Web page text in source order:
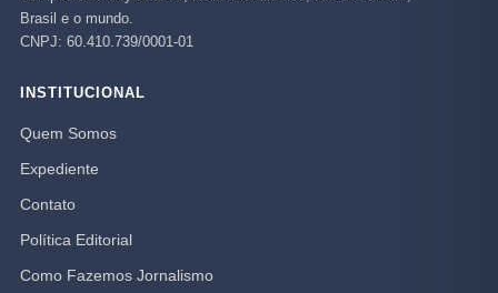
Brasil e o mundo.
CNPJ: 60.410.739/0001-01
INSTITUCIONAL
Quem Somos
Expediente
Contato
Política Editorial
Como Fazemos Jornalismo